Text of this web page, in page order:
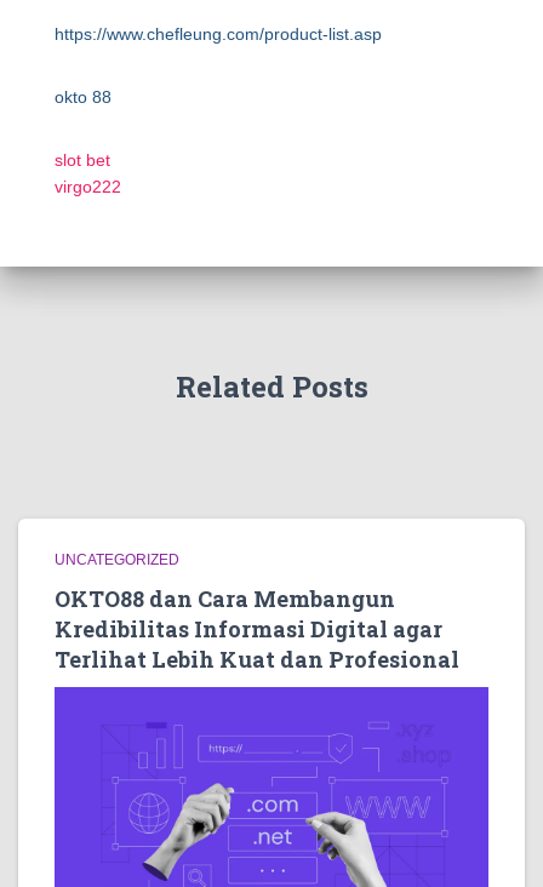
https://www.chefleung.com/product-list.asp
okto 88
slot bet
virgo222
Related Posts
UNCATEGORIZED
OKTO88 dan Cara Membangun
Kredibilitas Informasi Digital agar
Terlihat Lebih Kuat dan Profesional